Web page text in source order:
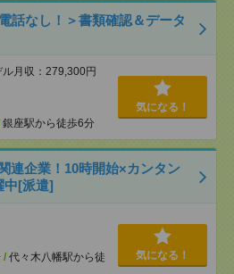
話なし！＞書類確認＆データ
月収：279,300円
銀座駅から徒歩6分
気になる！
連企業！10時開始×カンタン
中[派遣]
/ 代々木八幡駅から徒
気になる！